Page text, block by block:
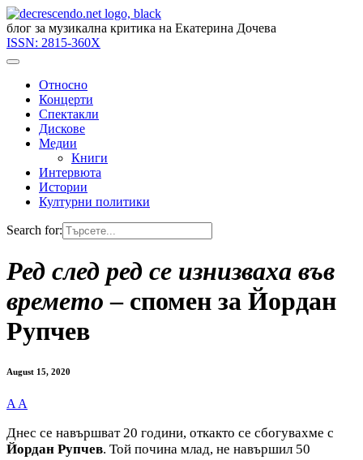
блог за музикална критика на Екатерина Дочева
ISSN: 2815-360X
Относно
Концерти
Спектакли
Дискове
Медии
Книги
Интервюта
Истории
Културни политики
Search for:
Ред след ред се изнизваха във
времето – спомен за Йордан
Рупчев
August 15, 2020
A A
Днес се навършват 20 години, откакто се сбогувахме с
Йордан Рупчев. Той почина млад, не навършил 50